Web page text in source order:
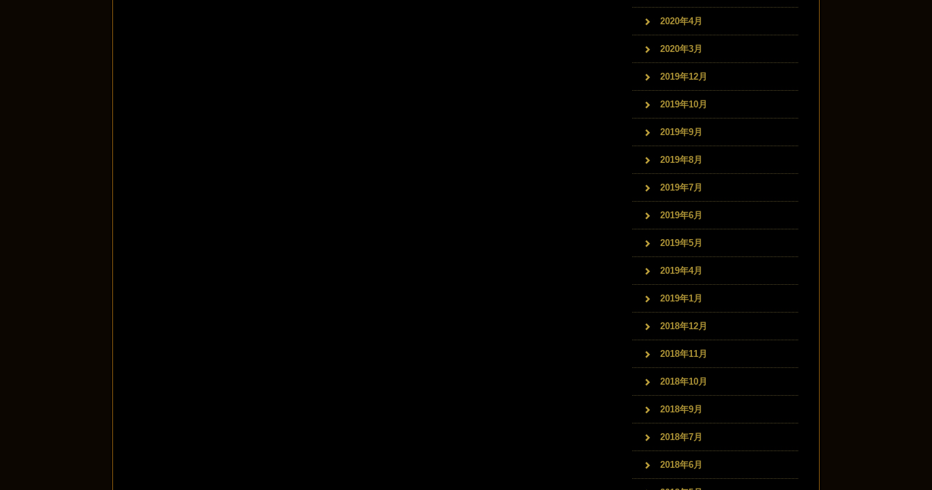
2020年4月
2020年3月
2019年12月
2019年10月
2019年9月
2019年8月
2019年7月
2019年6月
2019年5月
2019年4月
2019年1月
2018年12月
2018年11月
2018年10月
2018年9月
2018年7月
2018年6月